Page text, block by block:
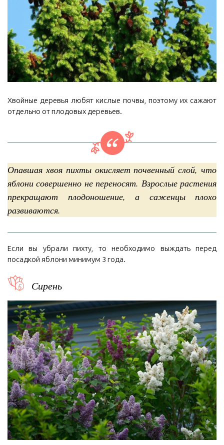
Хвойные деревья любят кислые почвы, поэтому их сажают
отдельно от плодовых деревьев.
Опавшая хвоя пихты окисляет почвенный слой, что
яблони совершенно не переносят. Взрослые растения
прекращают плодоношение, а саженцы плохо
развиваются.
Если вы убрали пихту, то необходимо выждать перед
посадкой яблони минимум 3 года.
Сирень